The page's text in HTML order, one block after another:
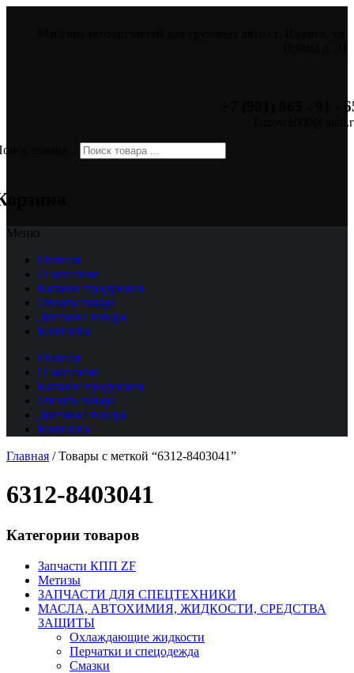
+7 (901) 865 - 91 -
товара ...
Меню
Главная
О магазине
Каталог продукции
Оплата товара
Доставка товара
Контакты
Главная
О магазине
Каталог продукции
Оплата товара
Доставка товара
Контакты
Главная /Товары с меткой “6312-8403041”
6312-8403041
Категории товаров
Запчасти КПП ZF
Метизы
ЗАПЧАСТИ ДЛЯ СПЕЦТЕХНИКИ
МАСЛА, АВТОХИМИЯ, ЖИДКОСТИ, СРЕДСТВА
ЗАЩИТЫ
Охлаждающие жидкости
Перчатки и спецодежда
Смазки